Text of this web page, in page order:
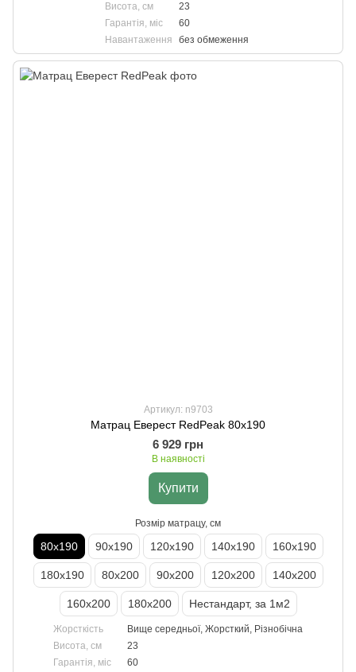
Висота, см
23
Гарантія, міс
60
Навантаження
без обмеження
Артикул: n9703
Матрац Еверест RedPeak 80х190
6 929 грн
В наявності
Купити
Розмір матрацу, см
80х190 90х190 120х190 140х190 160х190
180х190 80х200 90х200 120х200 140х200
160х200 180х200 Нестандарт, за 1м2
Жорсткість
Вище середньої, Жорсткий, Різнобічна
Висота, см
23
Гарантія, міс
60